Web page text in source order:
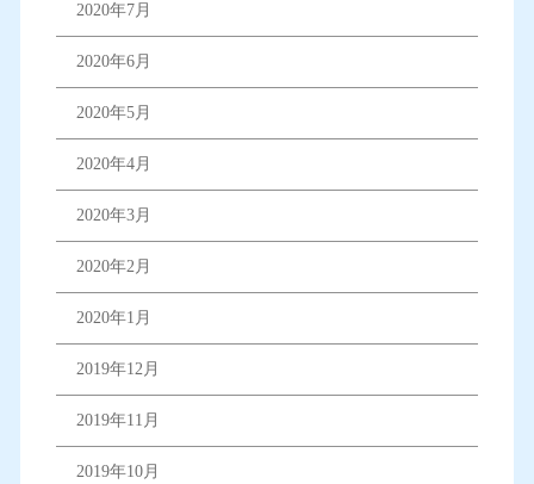
2020年7月
2020年6月
2020年5月
2020年4月
2020年3月
2020年2月
2020年1月
2019年12月
2019年11月
2019年10月